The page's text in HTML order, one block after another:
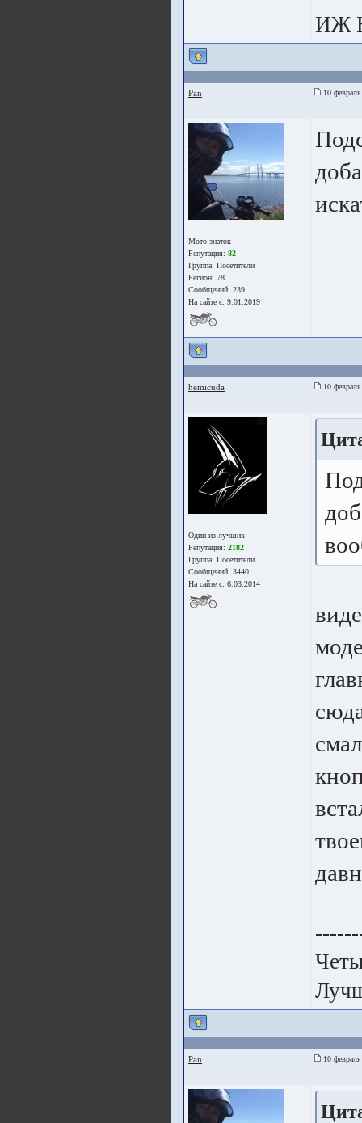
ИЖ
Pan 10
Мото знаток
Репутация: 82
Группа: Посетители
Регион: 78
Сообщений: 239
На сайте с: 9.01.2019
hemicuda 10
Один из лучших
Репутация: 2182
Группа: Посетители
Сообщений: 3440
На сайте с: 6.03.2014
Pan 10